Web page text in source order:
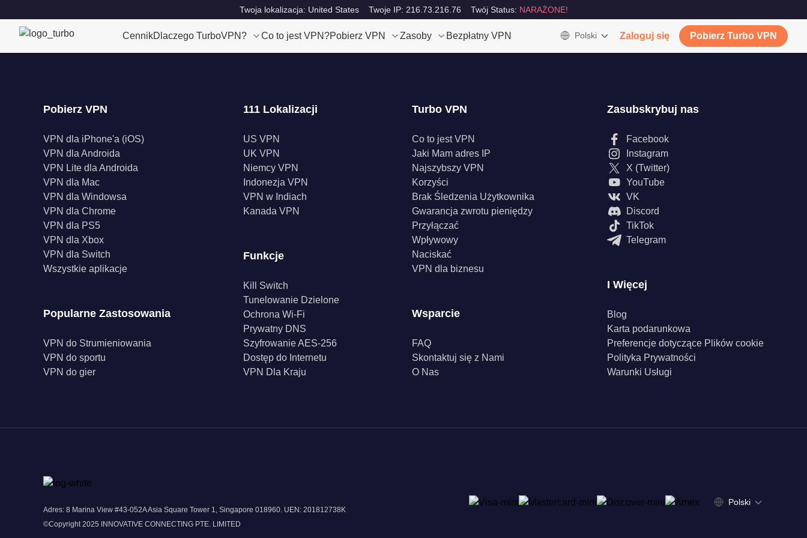
Twoja lokalizacja: United States Twoje IP: 216.73.216.76 Twój Status: NARAŻONE!
CennikDlaczego TurboVPN? Co to jest VPN?Pobierz VPN Zasoby Bezpłatny VPN Polski Zaloguj się Pobierz Turbo VPN
Pobierz VPN
VPN dla iPhone'a (iOS)
VPN dla Androida
VPN Lite dla Androida
VPN dla Mac
VPN dla Windowsa
VPN dla Chrome
VPN dla PS5
VPN dla Xbox
VPN dla Switch
Wszystkie aplikacje
Popularne Zastosowania
VPN do Strumieniowania
VPN do sportu
VPN do gier
111 Lokalizacji
US VPN
UK VPN
Niemcy VPN
Indonezja VPN
VPN w Indiach
Kanada VPN
Funkcje
Kill Switch
Tunelowanie Dzielone
Ochrona Wi-Fi
Prywatny DNS
Szyfrowanie AES-256
Dostęp do Internetu
VPN Dla Kraju
Turbo VPN
Co to jest VPN
Jaki Mam adres IP
Najszybszy VPN
Korzyści
Brak Śledzenia Użytkownika
Gwarancja zwrotu pieniędzy
Przyłączać
Wpływowy
Naciskać
VPN dla biznesu
Wsparcie
FAQ
Skontaktuj się z Nami
O Nas
Zasubskrybuj nas
Facebook
Instagram
X (Twitter)
YouTube
VK
Discord
TikTok
Telegram
I Więcej
Blog
Karta podarunkowa
Preferencje dotyczące Plików cookie
Polityka Prywatności
Warunki Usługi
Adres: 8 Marina View #43-052A Asia Square Tower 1, Singapore 018960. UEN: 201812738K
©Copyright 2025 INNOVATIVE CONNECTING PTE. LIMITED
Polski